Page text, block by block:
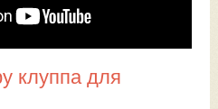
клуппа для